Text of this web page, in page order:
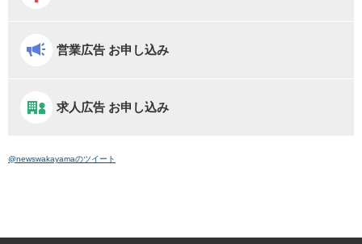
営業広告 お申し込み
求人広告 お申し込み
@newswakayamaのツイート